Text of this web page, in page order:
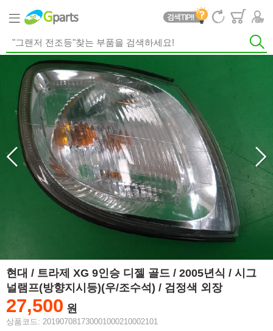
현대 / 트라제 XG 9인승 디젤 골드 / 2005년식 / 시그
널램프(방향지시등)(우/조수석) / 검정색 외장
27,500 원
상품코드: 201907081730001000210002101